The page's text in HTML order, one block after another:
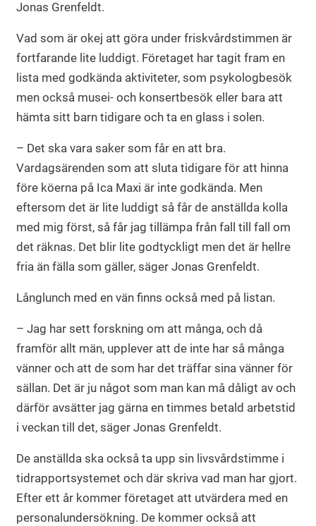
Jonas Grenfeldt.
Vad som är okej att göra under friskvårdstimmen är
fortfarande lite luddigt. Företaget har tagit fram en
lista med godkända aktiviteter, som psykologbesök
men också musei- och konsertbesök eller bara att
hämta sitt barn tidigare och ta en glass i solen.
– Det ska vara saker som får en att bra.
Vardagsärenden som att sluta tidigare för att hinna
före köerna på Ica Maxi är inte godkända. Men
eftersom det är lite luddigt så får de anställda kolla
med mig först, så får jag tillämpa från fall till fall om
det räknas. Det blir lite godtyckligt men det är hellre
fria än fälla som gäller, säger Jonas Grenfeldt.
Långlunch med en vän finns också med på listan.
– Jag har sett forskning om att många, och då
framför allt män, upplever att de inte har så många
vänner och att de som har det träffar sina vänner för
sällan. Det är ju något som man kan må dåligt av och
därför avsätter jag gärna en timmes betald arbetstid
i veckan till det, säger Jonas Grenfeldt.
De anställda ska också ta upp sin livsvårdstimme i
tidrapportsystemet och där skriva vad man har gjort.
Efter ett år kommer företaget att utvärdera med en
personalundersökning. De kommer också att